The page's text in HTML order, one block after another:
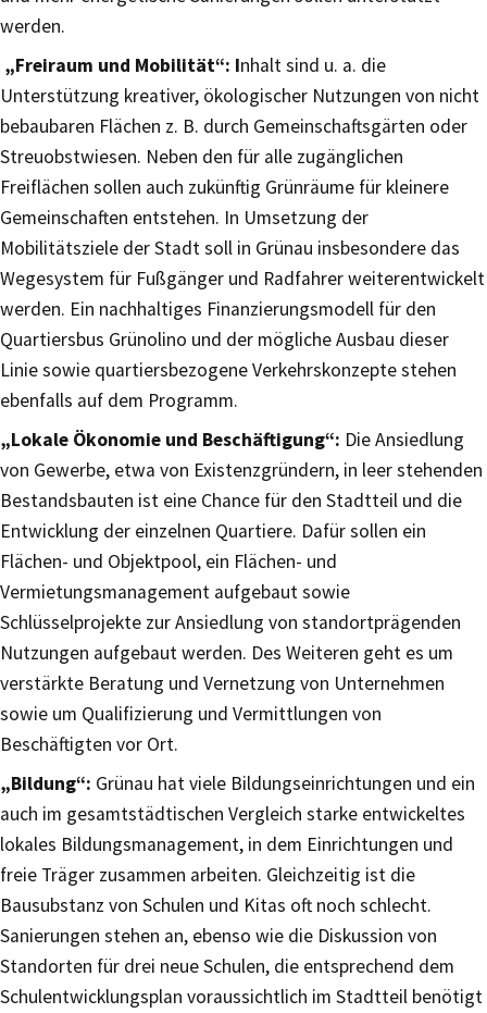
werden.
„Freiraum und Mobilität“: Inhalt sind u. a. die
Unterstützung kreativer, ökologischer Nutzungen von nicht
bebaubaren Flächen z. B. durch Gemeinschaftsgärten oder
Streuobstwiesen. Neben den für alle zugänglichen
Freiflächen sollen auch zukünftig Grünräume für kleinere
Gemeinschaften entstehen. In Umsetzung der
Mobilitätsziele der Stadt soll in Grünau insbesondere das
Wegesystem für Fußgänger und Radfahrer weiterentwickelt
werden. Ein nachhaltiges Finanzierungsmodell für den
Quartiersbus Grünolino und der mögliche Ausbau dieser
Linie sowie quartiersbezogene Verkehrskonzepte stehen
ebenfalls auf dem Programm.
„Lokale Ökonomie und Beschäftigung“: Die Ansiedlung
von Gewerbe, etwa von Existenzgründern, in leer stehenden
Bestandsbauten ist eine Chance für den Stadtteil und die
Entwicklung der einzelnen Quartiere. Dafür sollen ein
Flächen- und Objektpool, ein Flächen- und
Vermietungsmanagement aufgebaut sowie
Schlüsselprojekte zur Ansiedlung von standortprägenden
Nutzungen aufgebaut werden. Des Weiteren geht es um
verstärkte Beratung und Vernetzung von Unternehmen
sowie um Qualifizierung und Vermittlungen von
Beschäftigten vor Ort.
„Bildung“: Grünau hat viele Bildungseinrichtungen und ein
auch im gesamtstädtischen Vergleich starke entwickeltes
lokales Bildungsmanagement, in dem Einrichtungen und
freie Träger zusammen arbeiten. Gleichzeitig ist die
Bausubstanz von Schulen und Kitas oft noch schlecht.
Sanierungen stehen an, ebenso wie die Diskussion von
Standorten für drei neue Schulen, die entsprechend dem
Schulentwicklungsplan voraussichtlich im Stadtteil benötigt